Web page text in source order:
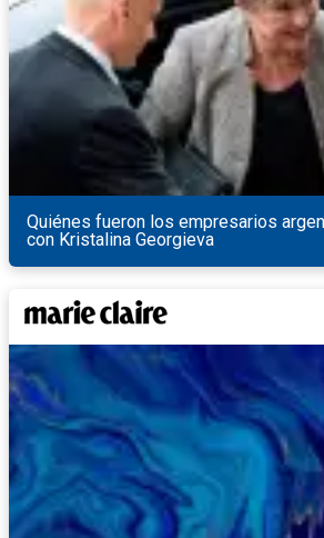
Quiénes fueron los empresarios
con Kristalina Georgieva